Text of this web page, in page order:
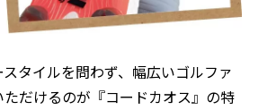
タイルを問わず、幅広いゴルファ
だけるのが『コードカオス』の特